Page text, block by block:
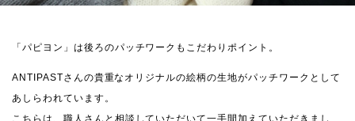
「パピヨン」は後ろのパッチワークもこだわりポイント。
ANTIPASTさんの貴重なオリジナルの絵柄の生地がパッチワークとして
あしらわれています。
こちらは、職人さんと相談していただいて一手間加えていただきまし